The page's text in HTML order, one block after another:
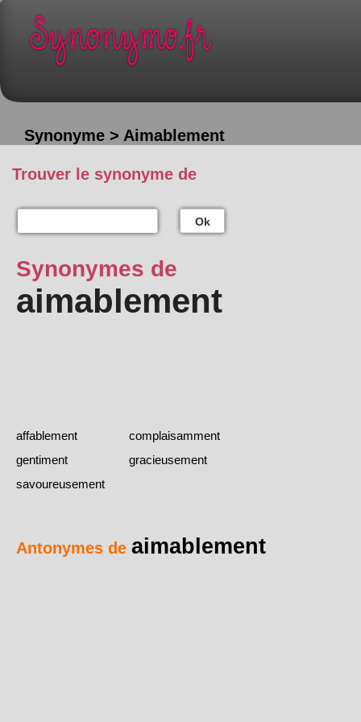
Synonyme > Aimablement
Trouver le synonyme de
Ok
Synonymes de
aimablement
affablement
complaisamment
gentiment
gracieusement
savoureusement
Antonymes de aimablement